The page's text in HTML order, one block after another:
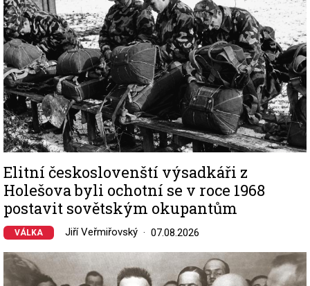
Elitní českoslovenští výsadkáři z
Holešova byli ochotní se v roce 1968
postavit sovětským okupantům
VÁLKA Jiří Veřmiřovský 07.08.2026
Image